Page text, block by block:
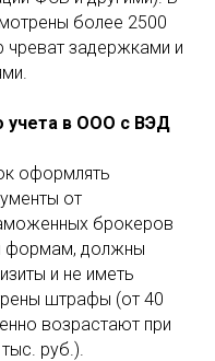
более 2500
чреват задержками и
учета в ООО с ВЭД
оформлять
от
брокеров
формам, должны
и не иметь
штрафы (от 40
возрастают при
руб.).